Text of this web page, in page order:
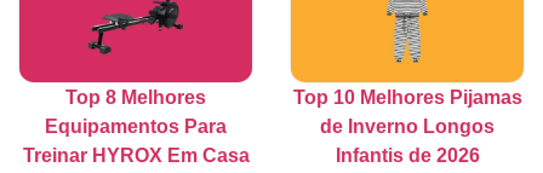
Top 8 Melhores
Equipamentos Para
Treinar HYROX Em Casa
Top 10 Melhores Pijamas
de Inverno Longos
Infantis de 2026